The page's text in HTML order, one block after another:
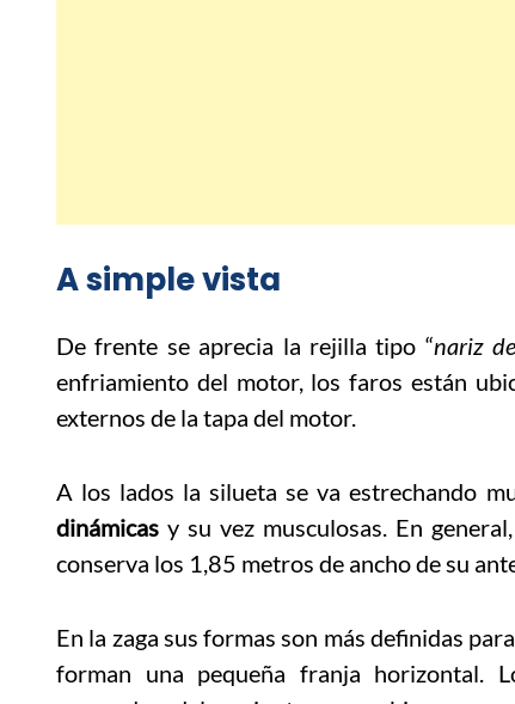
A simple vista
De frente se aprecia la rejilla tipo “nariz
enfriamiento del motor, los faros están
externos de la tapa del motor.
A los lados la silueta se va estrechando
dinámicas y su vez musculosas. En
conserva los 1,85 metros de ancho de su
En la zaga sus formas son más definidas
forman una pequeña franja horizontal.